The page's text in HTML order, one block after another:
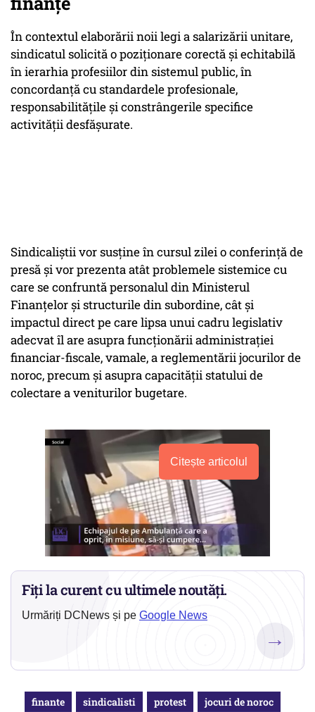
În contextul elaborării noii legi a salarizării unitare,
sindicatul solicită o poziţionare corectă şi echitabilă
în ierarhia profesiilor din sistemul public, în
concordanţă cu standardele profesionale,
responsabilităţile şi constrângerile specifice
activităţii desfăşurate.
Sindicaliştii vor susține în cursul zilei o conferință de
presă și vor prezenta atât problemele sistemice cu
care se confruntă personalul din Ministerul
Finanţelor şi structurile din subordine, cât şi
impactul direct pe care lipsa unui cadru legislativ
adecvat îl are asupra funcţionării administraţiei
financiar-fiscale, vamale, a reglementării jocurilor de
noroc, precum şi asupra capacităţii statului de
colectare a veniturilor bugetare.
Citește articolul
Fiți la curent cu ultimele noutăți.
Urmăriți DCNews și pe Google News
→
finante sindicalisti protest jocuri de noroc